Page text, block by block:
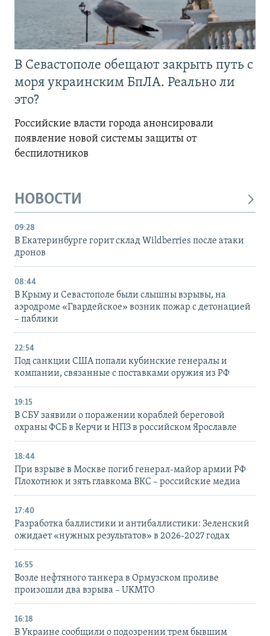
В Севастополе обещают закрыть путь с
моря украинским БпЛА. Реально ли
это?
Российские власти города анонсировали
появление новой системы защиты от
беспилотников
НОВОСТИ
09:28
В Екатеринбурге горит склад Wildberries после атаки
дронов
08:44
В Крыму и Севастополе были слышны взрывы, на
аэродроме «Гвардейское» возник пожар с детонацией
– паблики
22:54
Под санкции США попали кубинские генералы и
компании, связанные с поставками оружия из РФ
19:15
В СБУ заявили о поражении кораблей береговой
охраны ФСБ в Керчи и НПЗ в российском Ярославле
18:44
При взрыве в Москве погиб генерал-майор армии РФ
Плохотнюк и зять главкома ВКС – российские медиа
17:40
Разработка баллистики и антибаллистики: Зеленский
ожидает «нужных результатов» в 2026-2027 годах
16:55
Возле нефтяного танкера в Ормузском проливе
произошли два взрыва – UKMTO
16:18
В Украине сообщили о подозрении трем бывшим